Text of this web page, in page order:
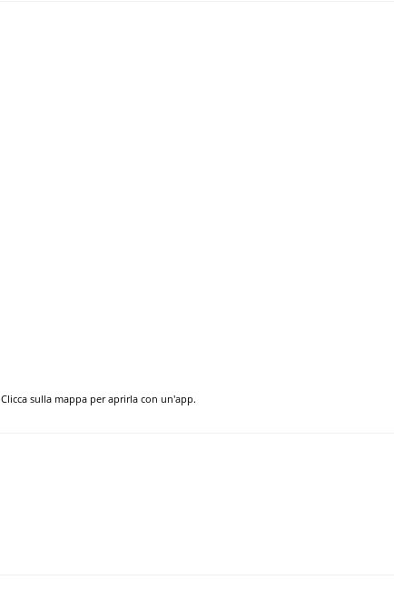
Clicca sulla mappa per aprirla con un'app.